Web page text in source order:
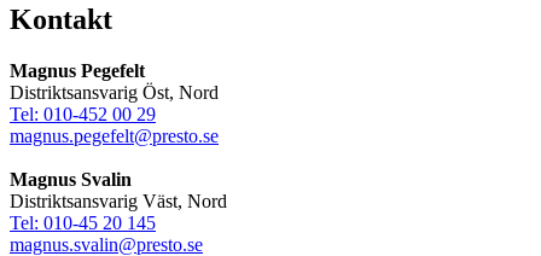
Kontakt
Magnus Pegefelt
Distriktsansvarig Öst, Nord
Tel: 010-452 00 29
magnus.pegefelt@presto.se
Magnus Svalin
Distriktsansvarig Väst, Nord
Tel: 010-45 20 145
magnus.svalin@presto.se